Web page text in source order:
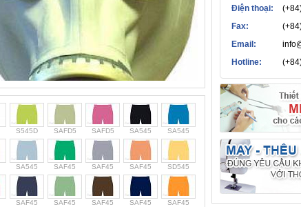
S545D SAFD5 SAFD5 SA545 SA545
SA545 SAF45 SAF45 SAF45 SD545
SAF45 SAF45 SAF45 SAF45 SAF45
Điện thoại:
Fax:
Email:
Hotline: